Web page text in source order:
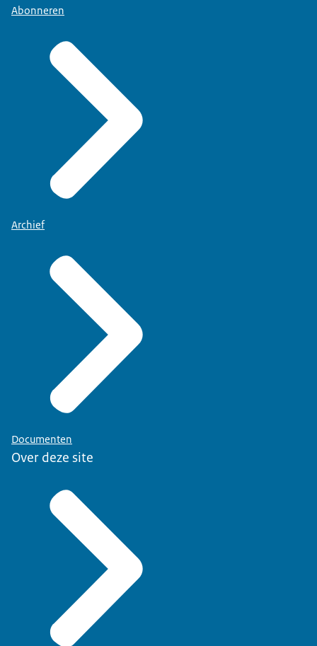
Abonneren
Archief
Documenten
Over deze site